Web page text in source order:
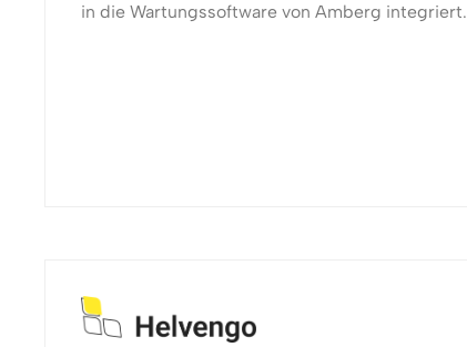
in die Wartungssoftware von Amberg integriert.